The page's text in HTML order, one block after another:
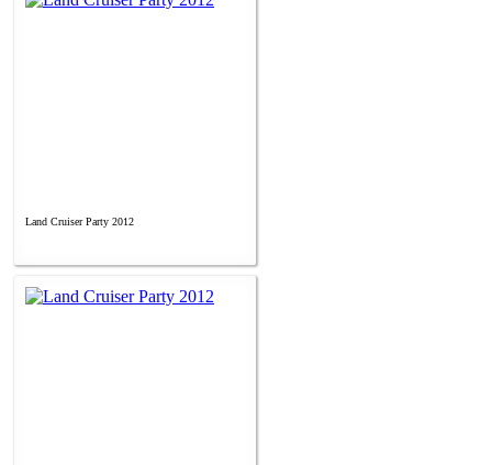
Land Cruiser Party 2012